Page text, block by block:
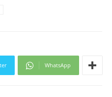
WhatsApp